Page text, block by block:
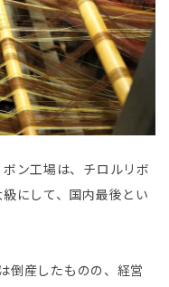
ン工場は、チロルリボ
にして、国内最後とい
倒産したものの、経営